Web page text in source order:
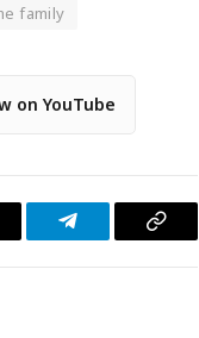
family
on YouTube
Telegram Copy